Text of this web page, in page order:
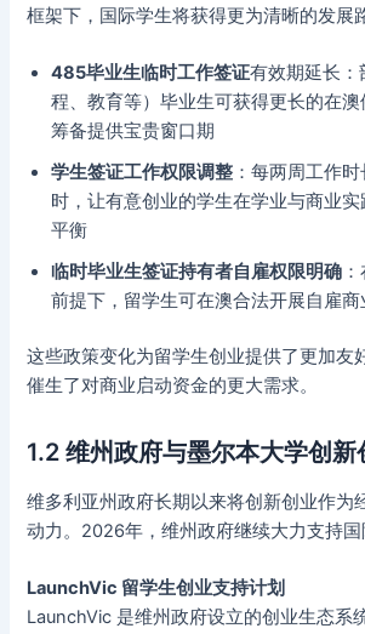
框架下，国际学生将获得更为清晰的发展
485毕业生临时工作签证有效期延长：
程、教育等）毕业生可获得更长的在
筹备提供宝贵窗口期
学生签证工作权限调整 ：每两周工作
时，让有意创业的学生在学业与商业
平衡
临时毕业生签证持有者自雇权限明确
前提下，留学生可在澳合法开展自雇商
这些政策变化为留学生创业提供了更加友
催生了对商业启动资金的更大需求。
1.2 维州政府与墨尔本大学创新
维多利亚州政府长期以来将创新创业作为
动力。2026年，维州政府继续大力支持国
LaunchVic 留学生创业支持计划
LaunchVic 是维州政府设立的创业生态系